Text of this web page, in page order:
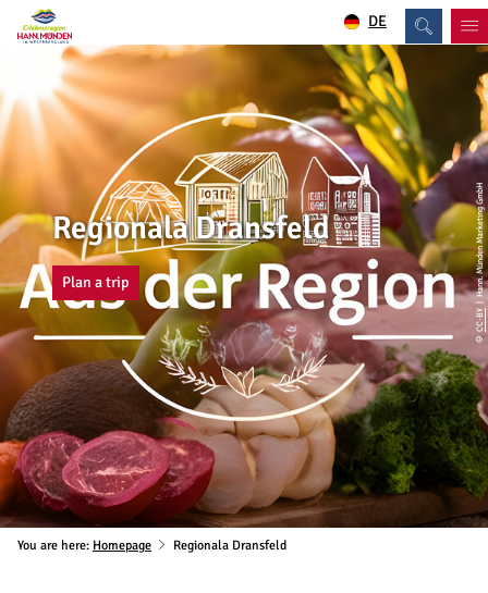
DE
©
CC-BY
| Hann. Münden Marketing GmbH
Regionala Dransfeld
Plan a trip
You are here: Homepage Regionala Dransfeld